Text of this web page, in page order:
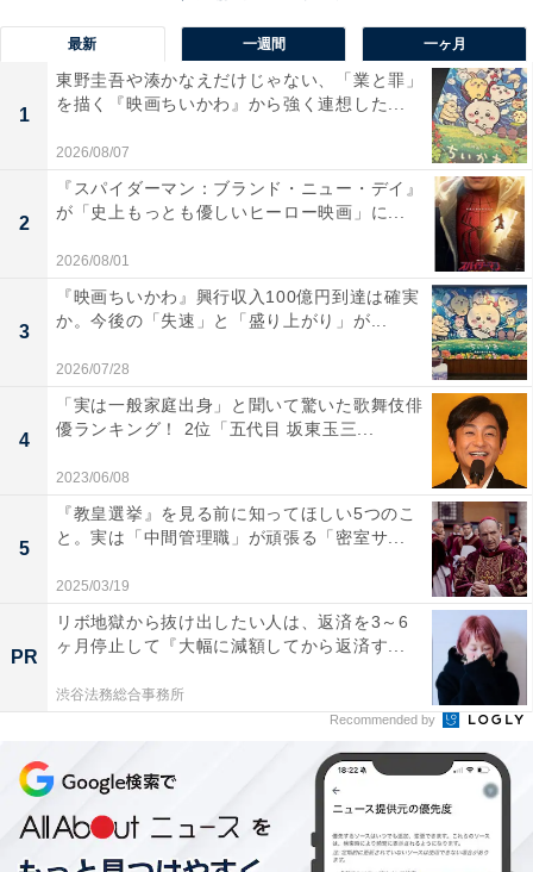
ってくる高木さんの話、授業中に変顔で高木さんを笑わ
せようとするも鏡を見せられ自爆した挙句変顔指導をさ
れてしまう話、先生に怒られ1人で理科室の掃除をする
ことになった話が続きます。
原作どおりながらも実写の良さも引き出されてい
今週は8巻の「自転車」、1巻の「変顔」や2巻の「掃除
当番」「腕ずもう」など、順序が異なってはいるもの
の、ほぼ全て原作通りのエピソードが登場。原作1巻か
ら繰り返し出てくる「西片にうそつかない」という高木
さんのスタンスを、しっかりと描いた2話でした。
最新 一週間 一ヶ月
1
東野圭吾や湊かなえだけじゃない、「業と罪」
を描く『映画ちいかわ』から強く連想した...
2026/08/07
2
『スパイダーマン：ブランド・ニュー・デイ』
が「史上もっとも優しいヒーロー映画」に...
2026/08/01
3
『映画ちいかわ』興行収入100億円到達は確実
か。今後の「失速」と「盛り上がり」が...
2026/07/28
4
「実は一般家庭出身」と聞いて驚いた歌舞伎俳
優ランキング！ 2位「五代目 坂東玉三...
2023/06/08
5
『教皇選挙』を見る前に知ってほしい5つのこ
と。実は「中間管理職」が頑張る「密室サ...
2025/03/19
PR
リボ地獄から抜け出したい人は、返済を3～6
ヶ月停止して『大幅に減額してから返済す...
渋谷法務総合事務所
Recommended by